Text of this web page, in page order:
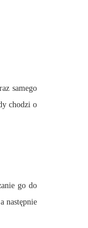
samego
chodzi o
go do
następnie